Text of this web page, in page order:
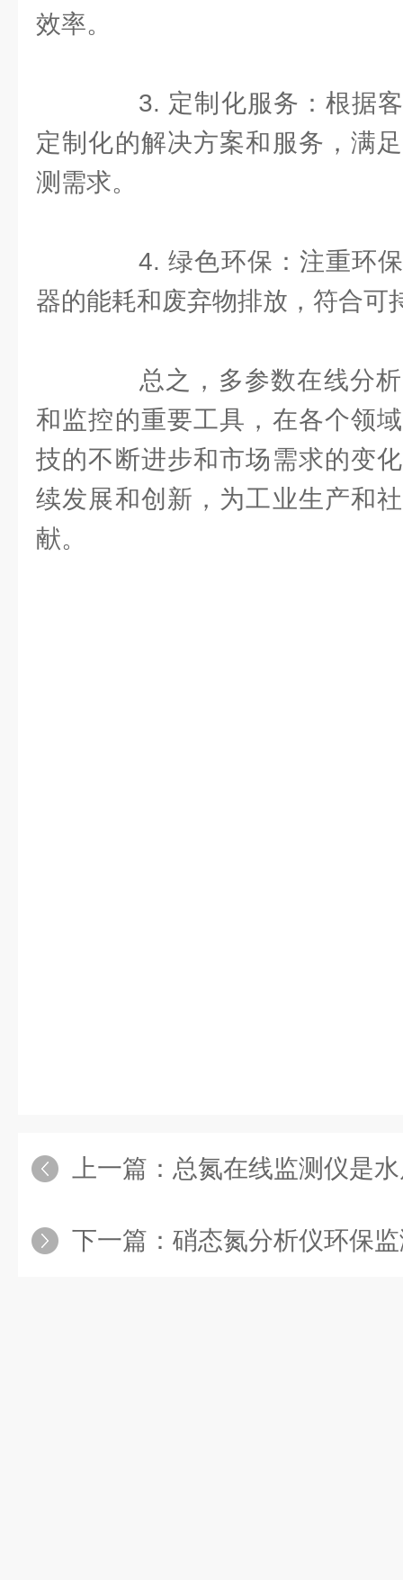
效率。
3. 定制化服务：根据客
定制化的解决方案和服务，满
测需求。
4. 绿色环保：注重环保
器的能耗和废弃物排放，符合可
总之，多参数在线分析
和监控的重要工具，在各个领
技的不断进步和市场需求的变
续发展和创新，为工业生产和
献。
上一篇： 总氮在线监测仪是
下一篇： 硝态氮分析仪环保